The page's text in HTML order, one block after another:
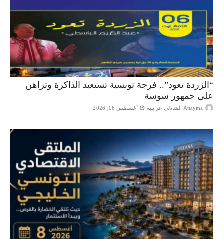
“الزردة تعود”.. فرجة تونسية تستعيد الذاكرة وتراهن
على جمهور سوسة
Attayma الشاذلي عرايبية أغسطس 06, 2026